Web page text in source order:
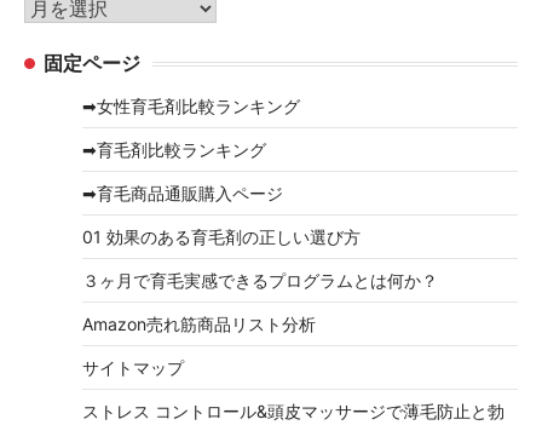
ー
ア
カ 固定ページ
➡女性育毛剤比較ランキング
➡育毛剤比較ランキング
➡育毛商品通販購入ページ
01 効果のある育毛剤の正しい選び方
３ヶ月で育毛実感できるプログラムとは何か？
Amazon売れ筋商品リスト分析
サイトマップ
ストレス コントロール&頭皮マッサージで薄毛防止と勃